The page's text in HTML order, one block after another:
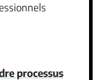
processus